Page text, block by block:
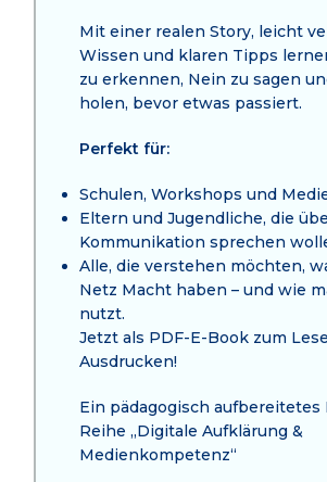
Mit einer realen Story, leicht
Wissen und klaren Tipps
zu erkennen, Nein zu sagen
holen, bevor etwas passiert.
Perfekt für:
Schulen, Workshops und
Eltern und Jugendliche, die
Kommunikation sprechen
Alle, die verstehen möchten,
Netz Macht haben – und wie
nutzt.
Jetzt als PDF-E-Book zum
Ausdrucken!
Ein pädagogisch aufbereitetes
Reihe „Digitale Aufklärung &
Medienkompetenz“